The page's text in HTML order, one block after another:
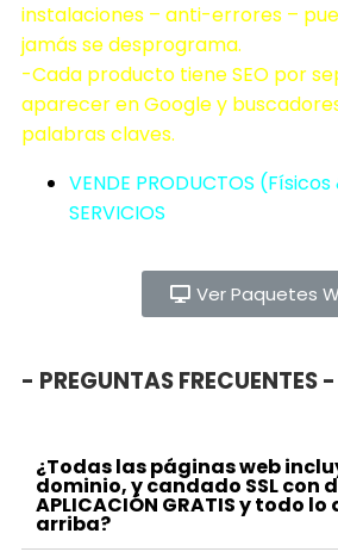
instalaciones – anti-errores –
jamás se desprograma.
-Cada producto tiene SEO por
aparecer en Google y
palabras claves.
VENDE PRODUCTOS
SERVICIOS
Ver Paquetes
- PREGUNTAS FRECUENTES -
¿Todas las páginas web
dominio, y candado SSL con
APLICACIÓN GRATIS y todo
arriba?